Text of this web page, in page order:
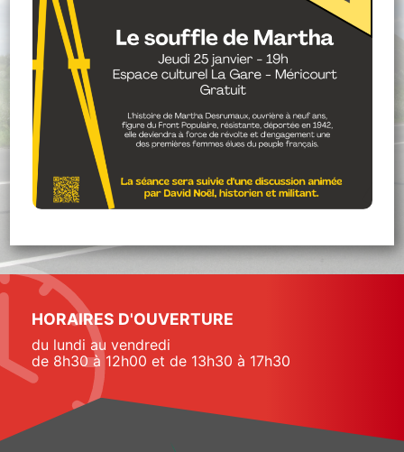
HORAIRES D'OUVERTURE
du lundi au vendredi
de 8h30 à 12h00 et de 13h30 à 17h30